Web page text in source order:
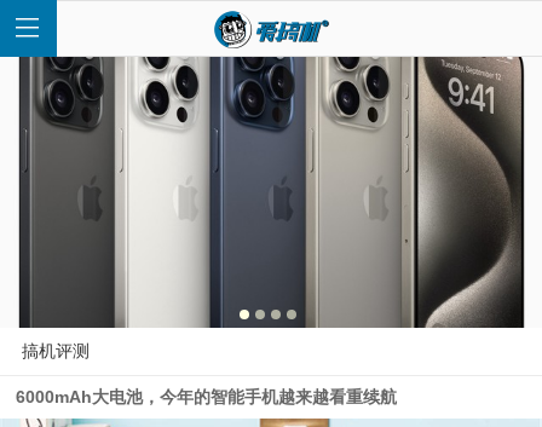
快
讯
搞机评测
6000mAh大电池，今年的智能手机越来越看重续航